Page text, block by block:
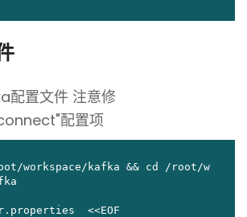
配置文件 注意修
配置项
workspace/kafka && cd /root/w
<<EOF